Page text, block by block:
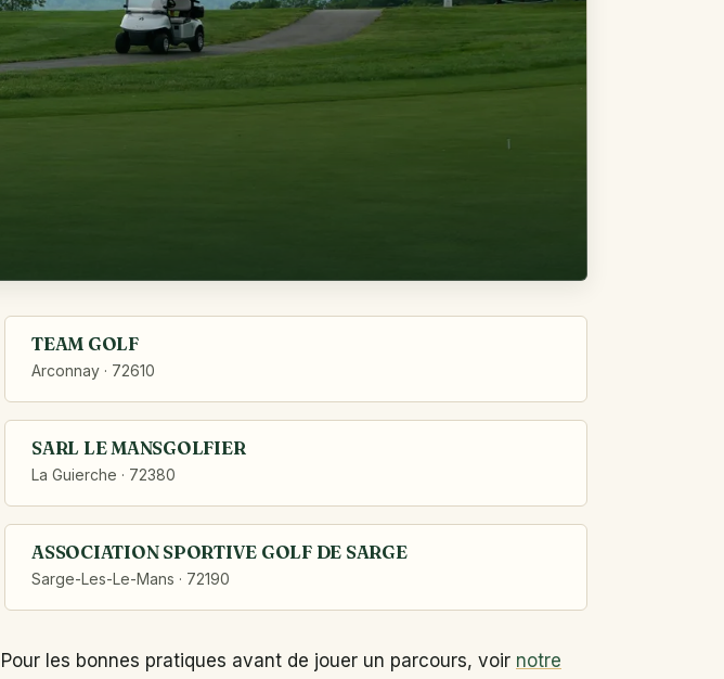
TEAM GOLF
Arconnay · 72610
SARL LE MANSGOLFIER
La Guierche · 72380
ASSOCIATION SPORTIVE GOLF DE SARGE
Sarge-Les-Le-Mans · 72190
les bonnes pratiques avant de jouer un parcours, voir notre